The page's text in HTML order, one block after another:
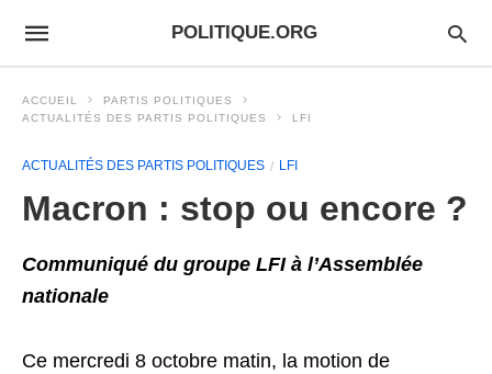
POLITIQUE.ORG
ACCUEIL
PARTIS POLITIQUES
ACTUALITÉS DES PARTIS POLITIQUES
LFI
ACTUALITÉS DES PARTIS POLITIQUES LFI
Macron : stop ou encore ?
Communiqué du groupe LFI à l’Assemblée
nationale
Ce mercredi 8 octobre matin, la motion de